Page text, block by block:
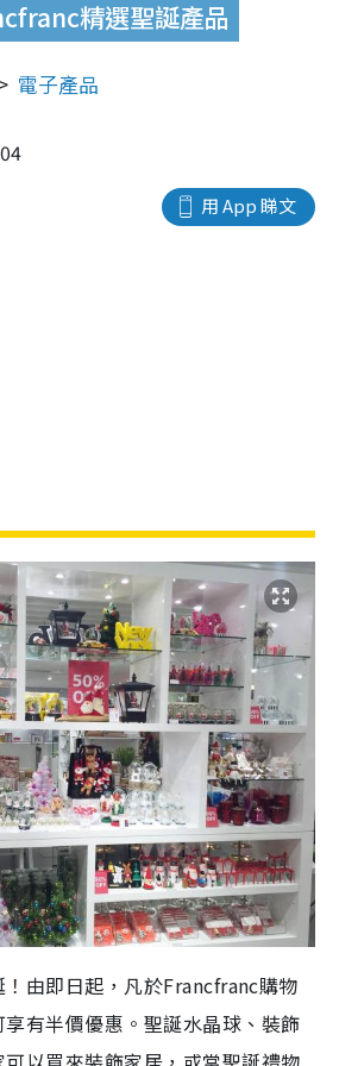
精選聖誕產品
電子產品
用 App 睇文
由即日起，凡於Francfranc購物
有半價優惠。聖誕水晶球、裝飾